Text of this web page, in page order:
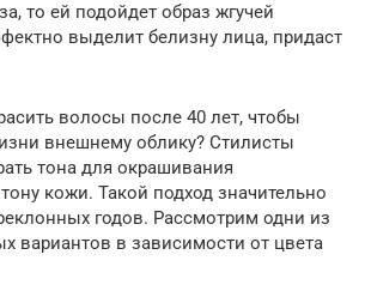
то ей подойдет образ жгучей
выделит белизну лица, придаст
волосы после 40 лет, чтобы
внешнему облику? Стилисты
тона для окрашивания
кожи. Такой подход значительно
годов. Рассмотрим одни из
вариантов в зависимости от цвета